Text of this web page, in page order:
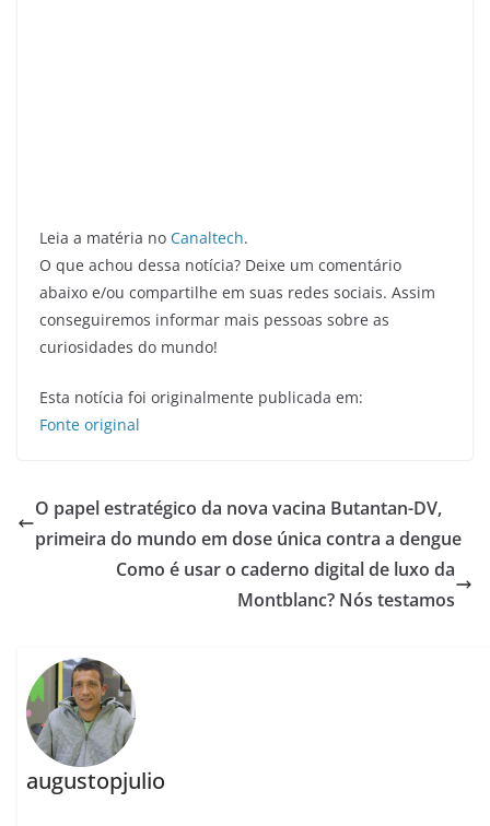
Leia a matéria no Canaltech.
O que achou dessa notícia? Deixe um comentário
abaixo e/ou compartilhe em suas redes sociais. Assim
conseguiremos informar mais pessoas sobre as
curiosidades do mundo!
Esta notícia foi originalmente publicada em:
Fonte original
O papel estratégico da nova vacina Butantan-DV,
primeira do mundo em dose única contra a dengue
Como é usar o caderno digital de luxo da
Montblanc? Nós testamos
augustopjulio